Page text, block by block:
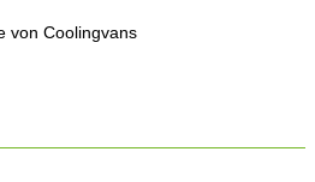
von Coolingvans